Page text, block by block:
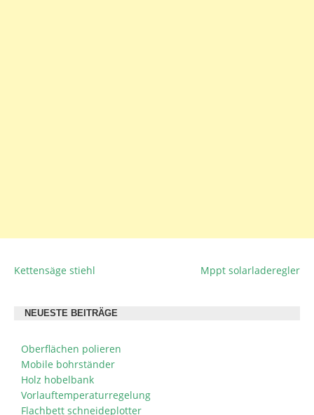
BEITRAGSNAVIGATION
Kettensäge stiehl Mppt solarladeregler
NEUESTE BEITRÄGE
Oberflächen polieren
Mobile bohrständer
Holz hobelbank
Vorlauftemperaturregelung
Flachbett schneideplotter